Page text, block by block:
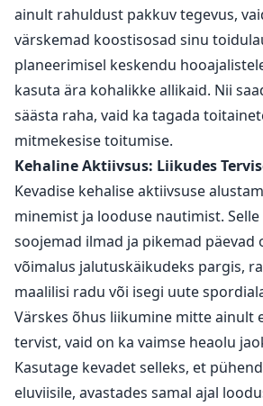
ainult rahuldust pakkuv tegevus,
värskemad koostisosad sinu
planeerimisel keskendu
kasuta ära kohalikke allikaid. Nii
säästa raha, vaid ka tagada
mitmekesise toitumise.
Kehaline Aktiivsus: Liikudes
Kevadise kehalise aktiivsuse
minemist ja looduse nautimist. Selle
soojemad ilmad ja pikemad päevad
võimalus jalutuskäikudeks pargis,
maalilisi radu või isegi uute
Värskes õhus liikumine mitte ainult
tervist, vaid on ka vaimse heaolu
Kasutage kevadet selleks, et
eluviisile, avastades samal ajal